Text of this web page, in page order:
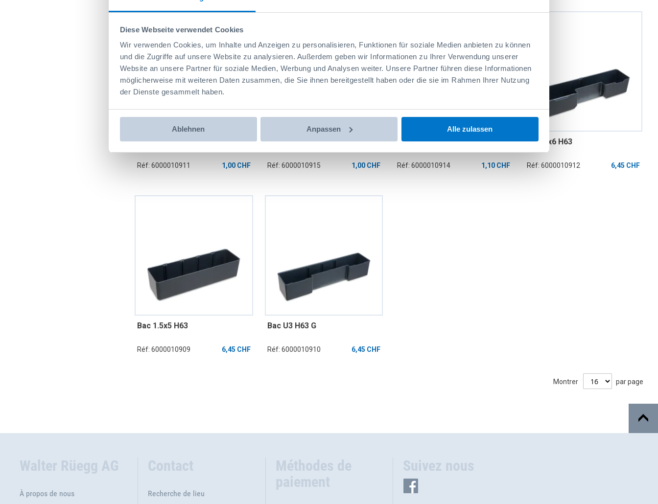
Diese Webseite verwendet Cookies
Wir verwenden Cookies, um Inhalte und Anzeigen zu personalisieren, Funktionen für soziale Medien anbieten zu können
und die Zugriffe auf unsere Website zu analysieren. Außerdem geben wir Informationen zu Ihrer Verwendung unserer
Website an unsere Partner für soziale Medien, Werbung und Analysen weiter. Unsere Partner führen diese Informationen
möglicherweise mit weiteren Daten zusammen, die Sie ihnen bereitgestellt haben oder die sie im Rahmen Ihrer Nutzung
der Dienste gesammelt haben.
Ablehnen Anpassen Alle zulassen
Séparateur Bac U3 H63 G
Réf: 6000010911 1,00 CHF
Séparateur Bac Ux6 H63
Réf: 6000010915 1,00 CHF
Séparateur Bac 1.5x5 H63
Réf: 6000010914 1,10 CHF
Bac Ux6 H63
Réf: 6000010912 6,45 CHF
Bac 1.5x5 H63
Réf: 6000010909 6,45 CHF
Bac U3 H63 G
Réf: 6000010910 6,45 CHF
Montrer par page
Walter Rüegg AG
À propos de nous
Contact
Recherche de lieu
Méthodes de
paiement
Suivez nous